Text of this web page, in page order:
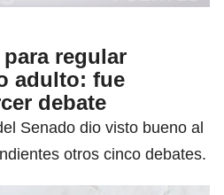
regular
adulto: fue
debate
Senado dio visto bueno al
otros cinco debates.